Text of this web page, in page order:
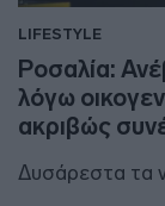
LIFESTYLE
Ροσαλία:
λόγω
ακριβώς
Δυσάρεστα τα